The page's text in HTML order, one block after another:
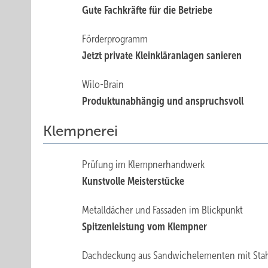
Gute Fachkräfte für die Betriebe
Förderprogramm
Jetzt private Kleinkläranlagen sanieren
Wilo-Brain
Produktunabhängig und anspruchsvoll
Klempnerei
Prüfung im Klempnerhandwerk
Kunstvolle Meisterstücke
Metalldächer und Fassaden im Blickpunkt
Spitzenleistung vom Klempner
Dachdeckung aus Sandwichelementen mit